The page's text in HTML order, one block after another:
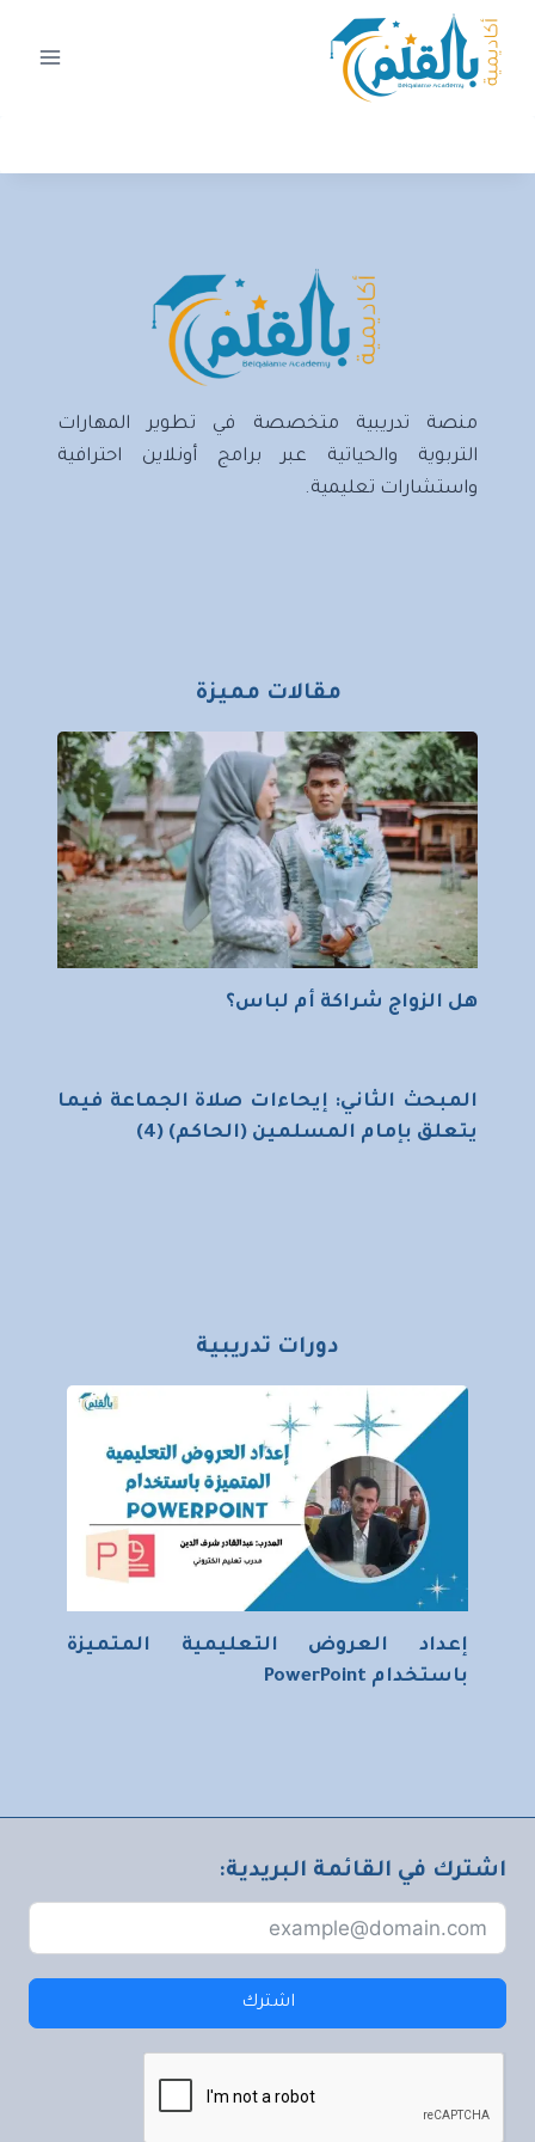
التجاوز
المحتوى
منصة تدريبية متخصصة في تطوير المهارات
التربوية والحياتية عبر برامج أونلاين احترافية
واستشارات تعليمية.
مقالات مميزة
هل الزواج شراكة أم لباس؟
المبحث الثاني: إيحاءات صلاة الجماعة فيما
يتعلق بإمام المسلمين (الحاكم) (4)
دورات تدريبية
إعداد العروض التعليمية المتميزة
باستخدام PowerPoint
اشترك في القائمة البريدية:
اشترك